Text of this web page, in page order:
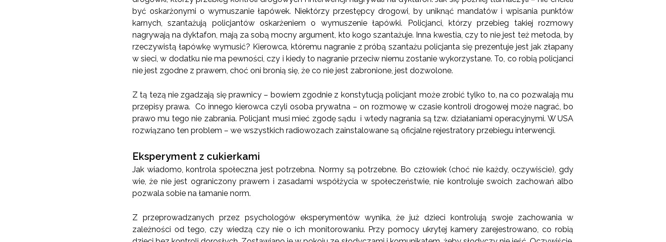
być oskarżonymi o wymuszanie łapówek. Niektórzy przestępcy drogowi, by uniknąć mandatów i wpisania punktów
karnych, szantażują policjantów oskarżeniem o wymuszenie łapówki. Policjanci, którzy przebieg takiej rozmowy
nagrywają na dyktafon, mają za sobą mocny argument, kto kogo szantażuje. Inna kwestia, czy to nie jest też metoda, by
rzeczywistą łapówkę wymusić? Kierowca, któremu nagranie z próbą szantażu policjanta się prezentuje jest jak złapany
w sieci, w dodatku nie ma pewności, czy i kiedy to nagranie przeciw niemu zostanie wykorzystane. To, co robią policjanci
nie jest zgodne z prawem, choć oni bronią się, że co nie jest zabronione, jest dozwolone.
Z tą tezą nie zgadzają się prawnicy – bowiem zgodnie z konstytucją policjant może zrobić tylko to, na co pozwalają mu
przepisy prawa. Co innego kierowca czyli osoba prywatna – on rozmowę w czasie kontroli drogowej może nagrać, bo
prawo mu tego nie zabrania. Policjant musi mieć zgodę sądu i wtedy nagrania są tzw. działaniami operacyjnymi. W USA
rozwiązano ten problem – we wszystkich radiowozach zainstalowane są oficjalne rejestratory przebiegu interwencji.
Eksperyment z cukierkami
Jak wiadomo, kontrola społeczna jest potrzebna. Normy są potrzebne. Bo człowiek (choć nie każdy, oczywiście), gdy
wie, że nie jest ograniczony prawem i zasadami współżycia w społeczeństwie, nie kontroluje swoich zachowań albo
pozwala sobie na łamanie norm.
Z przeprowadzanych przez psychologów eksperymentów wynika, że już dzieci kontrolują swoje zachowania w
zależności od tego, czy wiedzą czy nie o ich monitorowaniu. Przy pomocy ukrytej kamery zarejestrowano, co robią